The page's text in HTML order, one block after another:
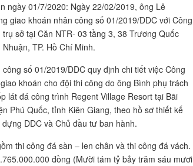
ngày 01/7/2020: Ngày 22/02/2019, ông Lê
giao khoán nhân công số 01/2019/DDC với Công
sở tại Căn NTR- 03 tầng 3, 38 Trương Quốc
TP. Hồ Chí Minh.
số 01/2019/DDC quy định chi tiết việc Công
khoán cho đội thi công do ông Bình phụ trách
lát đá công trình Regent Village Resort tại Bãi
Phú Quốc, tỉnh Kiên Giang, theo hồ sơ thiết kế
DDC và Chủ đầu tư ban hành.
thi công đá sàn – len chân và thi công đá vách.
đồng (Mười tám tỷ bảy trăm sáu mươi